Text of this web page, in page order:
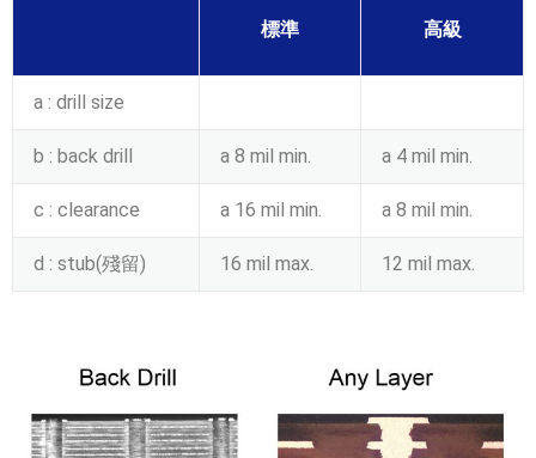
標準 高級
a : drill size
b : back drill a 8 mil min. a 4 mil min.
c : clearance a 16 mil min. a 8 mil min.
d : stub(殘留) 16 mil max. 12 mil max.